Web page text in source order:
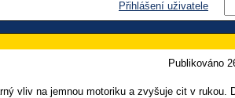
Přihlášení uživatele
Publikováno
vliv na jemnou motoriku a zvyšuje cit v rukou.